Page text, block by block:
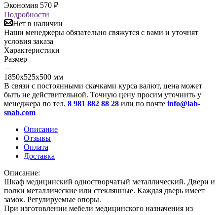
Экономия 570 ₽
Подробности
Нет в наличии
Наши менеджеры обязательно свяжутся с вами и уточнят
условия заказа
Характеристики
Размер
—
1850x525x500 мм
В связи с постоянными скачками курса валют, цена может
быть не действительной. Точную цену просим уточнить у
менеджера по тел. 8 981 882 88 28 или по почте info@lab-
snab.com
Описание
Отзывы
Оплата
Доставка
Описание:
Шкаф медицинский одностворчатый металлический. Двери и
полки металлические или стеклянные. Каждая дверь имеет
замок. Регулируемые опоры.
При изготовлении мебели медицинского назначения из